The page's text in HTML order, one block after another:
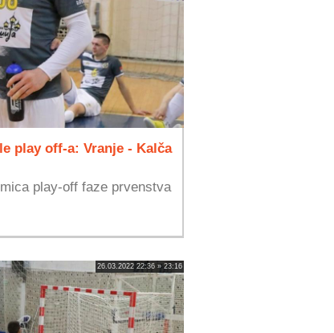
play off-a: Vranje - Kalča
play-off faze prvenstva
26.03.2022 22:36 » 23:16